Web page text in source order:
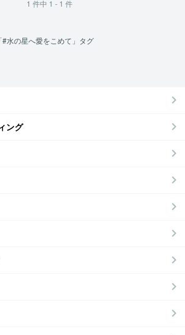
1 件中 1 - 1 件
「#水の星へ愛をこめて」タグ
ング